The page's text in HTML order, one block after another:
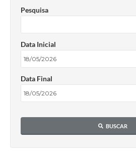
Pesquisa
Data Inicial
Data Final
BUSCAR